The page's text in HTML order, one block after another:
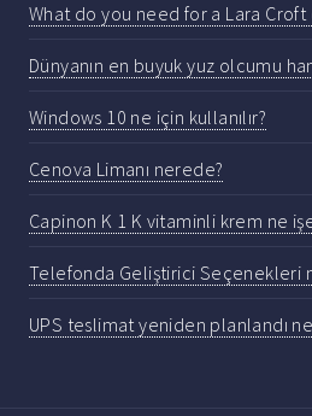
What do you need for a Lara Croft
Dünyanın en buyuk yuz olcumu
Windows 10 ne için kullanılır?
Cenova Limanı nerede?
Capinon K 1 K vitaminli krem ne
Telefonda Geliştirici Seçenekleri
UPS teslimat yeniden planlandı